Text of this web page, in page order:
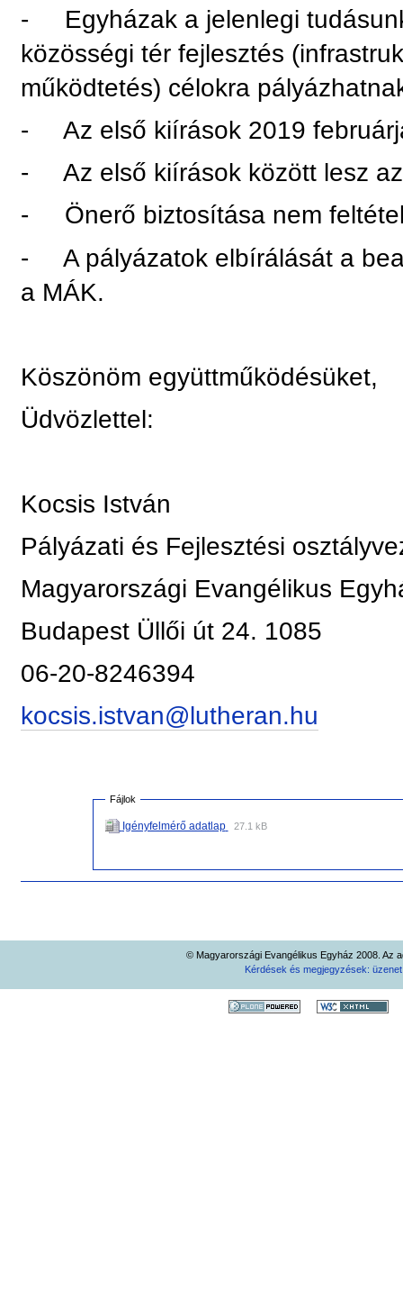
- Egyházak a jelenlegi
közösségi tér fejlesztés
működtetés) célokra
- Az első kiírások 2019
- Az első kiírások között lesz
- Önerő biztosítása nem
- A pályázatok elbírálását a
a MÁK.
Köszönöm együttműködésüket,
Üdvözlettel:
Kocsis István
Pályázati és Fejlesztési
Magyarországi Evangélikus
Budapest Üllői út 24. 1085
06-20-8246394
kocsis.istvan@lutheran.hu
Fájlok
Igényfelmérő adatlap 27.1 kB
© Magyarországi Evangélikus Egyház 2008. Az
Kérdések és megjegyzések: